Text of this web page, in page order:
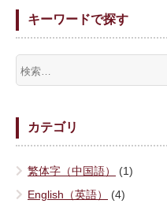
キーワードで探す
カテゴリ
繁体字（中国語）
(1)
English（英語）
(4)